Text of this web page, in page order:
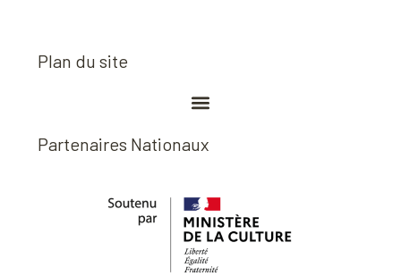
Plan du site
Partenaires Nationaux